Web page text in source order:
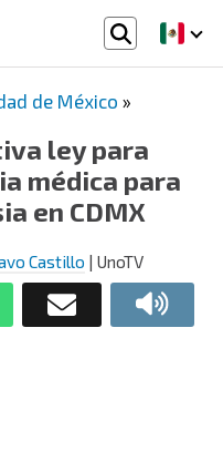
de México »
ley para
médica para
en CDMX
Castillo | UnoTV